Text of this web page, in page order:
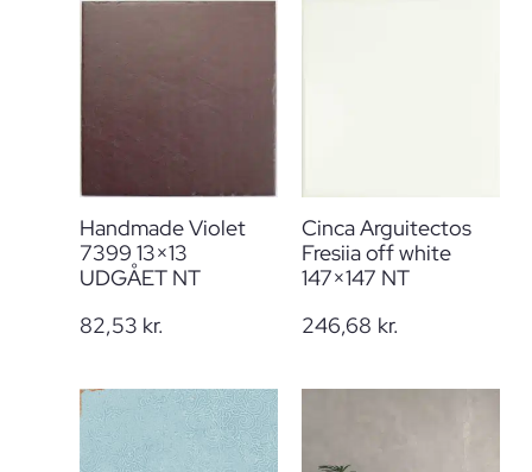
Handmade Violet
7399 13×13
UDGÅET NT
82,53 kr.
Cinca Arguitectos
Fresiia off white
147×147 NT
246,68 kr.